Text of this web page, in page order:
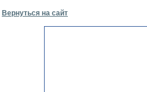
Вернуться на сайт